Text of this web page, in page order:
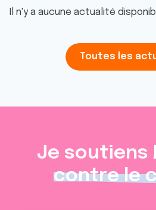
Il n'y a aucune actualité
Toutes les
Je soutiens
contre le